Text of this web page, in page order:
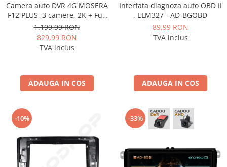
Volvo
Ssangyong
Daihatsu
Dodge
Navigații auto universale
Camera auto DVR 4G MOSERA
F12 PLUS, 3 camere, 2K + Full
HD, Sony IMX415, GPS
Tracking, WiFi 6, Night Vision
IR, Cloud Live View,
1.199,99 RON
829,99 RON
TVA inclus
ADAUGA IN COS
Interfata diagnoza auto OBD II
, ELM327 - AD-BGOBD
89,99 RON
TVA inclus
ADAUGA IN COS
-10% -33%